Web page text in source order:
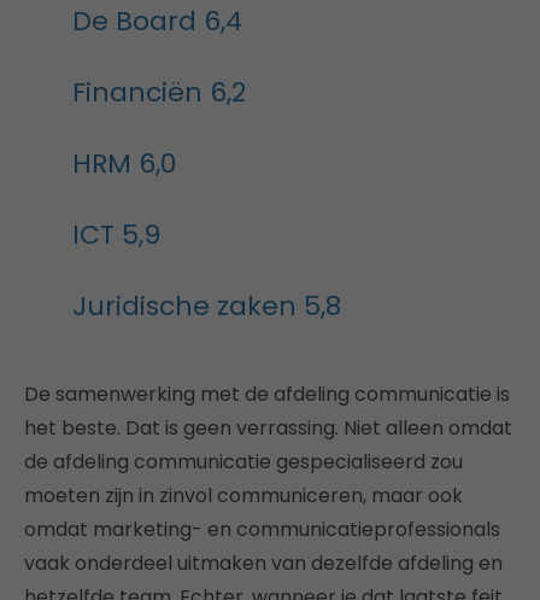
De Board 6,4
Financiën 6,2
HRM 6,0
ICT 5,9
Juridische zaken 5,8
De samenwerking met de afdeling communicatie is
het beste. Dat is geen verrassing. Niet alleen omdat
de afdeling communicatie gespecialiseerd zou
moeten zijn in zinvol communiceren, maar ook
omdat marketing- en communicatieprofessionals
vaak onderdeel uitmaken van dezelfde afdeling en